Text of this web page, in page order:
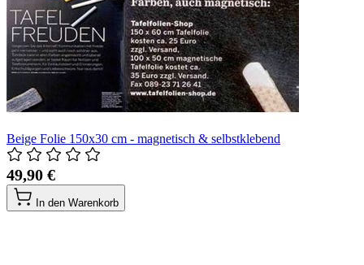
Beige Folie 150x30 cm - magnetisch & selbstklebend
49,90 €
In den Warenkorb